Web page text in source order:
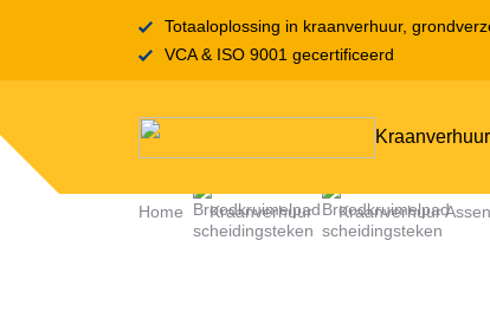
Totaaloplossing in kraanverhuur,
VCA & ISO 9001 gecertificeerd
Kraanverhuur
Home Kraanverhuur Kraanverhuur Assen